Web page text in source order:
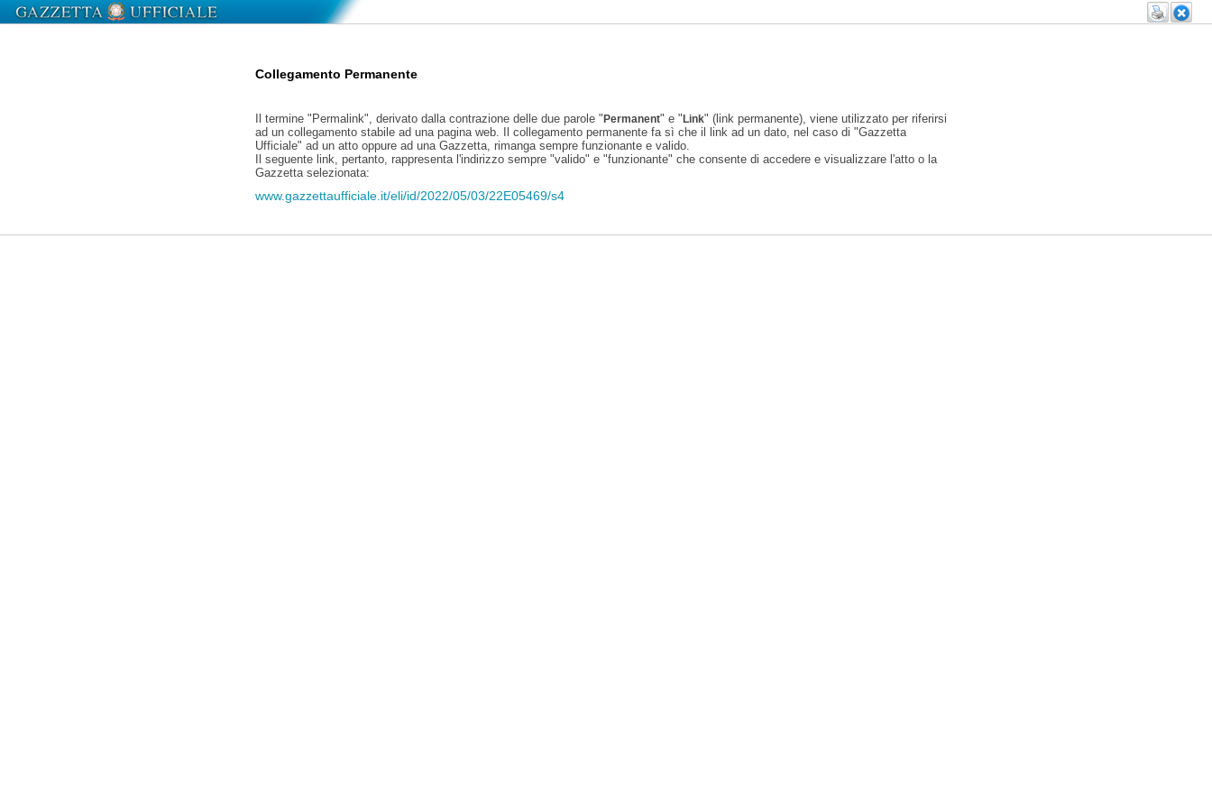
Collegamento Permanente
Il termine "Permalink", derivato dalla contrazione delle due parole "Permanent" e "Link" (link permanente), viene utilizzato per riferirsi
ad un collegamento stabile ad una pagina web. Il collegamento permanente fa sì che il link ad un dato, nel caso di "Gazzetta
Ufficiale" ad un atto oppure ad una Gazzetta, rimanga sempre funzionante e valido.
Il seguente link, pertanto, rappresenta l'indirizzo sempre "valido" e "funzionante" che consente di accedere e visualizzare l'atto o la
Gazzetta selezionata:
www.gazzettaufficiale.it/eli/id/2022/05/03/22E05469/s4